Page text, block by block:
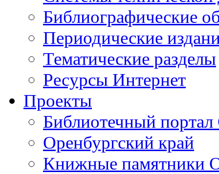
Библиографические
Периодические
Тематические разделы
Ресурсы Интернет
Проекты
Библиотечный портал
Оренбургский край
Книжные памятники